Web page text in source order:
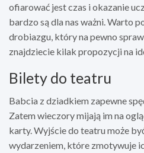
ofiarować jest czas i okazanie
bardzo są dla nas ważni. Warto
drobiazgu, który na pewno
znajdziecie kilak propozycji na
Bilety do teatru
Babcia z dziadkiem zapewne
Zatem wieczory mijają im na
karty. Wyjście do teatru może
wydarzeniem, które zmotywuje